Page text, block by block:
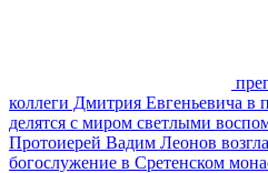
коллеги Дмитрия Евгеньевича в
делятся с миром светлыми
Протоиерей Вадим Леонов
богослужение в Сретенском